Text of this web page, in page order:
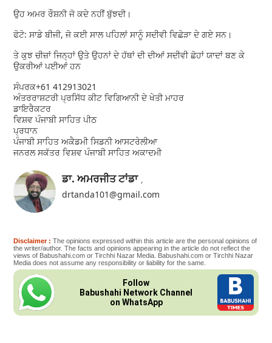
ਉਹ ਅਮਰ ਰੌਸ਼ਨੀ ਜੋ ਕਦੇ ਨਹੀਂ ਬੁੱਝਦੀ।
ਫੋਟੋ: ਸਾਡੇ ਬੀਜੀ, ਜੋ ਕਈ ਸਾਲ ਪਹਿਲਾਂ ਸਾਨੂੰ ਸਦੀਵੀ ਵਿਛੋੜਾ ਦੇ ਗਏ ਸਨ।
ਤੇ ਕੁਝ ਚੀਜ਼ਾਂ ਜਿਨ੍ਹਾਂ ਉਤੇ ਉਹਨਾਂ ਦੇ ਹੱਥਾਂ ਦੀ ਦੀਆਂ ਸਦੀਵੀ ਛੋਹਾਂ ਯਾਦਾਂ ਬਣ ਕੇ
ਉਕਰੀਆਂ ਪਈਆਂ ਹਨ
ਸੰਪਰਕ+61 412913021
ਅੰਤਰਰਾਸ਼ਟਰੀ ਪ੍ਰਸਿੱਧ ਕੀਟ ਵਿਗਿਆਨੀ ਦੇ ਖੇਤੀ ਮਾਹਰ
ਡਾਇਰੈਕਟਰ
ਵਿਸ਼ਵ ਪੰਜਾਬੀ ਸਾਹਿਤ ਪੀਠ
ਪ੍ਰਧਾਨ
ਪੰਜਾਬੀ ਸਾਹਿਤ ਅਕੈਡਮੀ ਸਿਡਨੀ ਆਸਟਰੇਲੀਆ
ਜਨਰਲ ਸਕੱਤਰ ਵਿਸ਼ਵ ਪੰਜਾਬੀ ਸਾਹਿਤ ਅਕਾਦਮੀ
ਡਾ. ਅਮਰਜੀਤ ਟਾਂਡਾ ,
drtanda101@gmail.com
Disclaimer : The opinions expressed within this article are the personal opinions of
the writer/author. The facts and opinions appearing in the article do not reflect the
views of Babushahi.com or Tirchhi Nazar Media. Babushahi.com or Tirchhi Nazar
Media does not assume any responsibility or liability for the same.
Follow
Babushahi Network Channel
on WhatsApp